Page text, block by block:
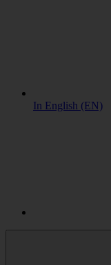
In English (EN)